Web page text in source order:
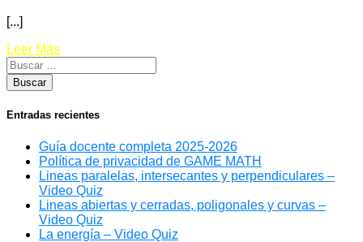
[...]
Leer Más
Entradas recientes
Guía docente completa 2025-2026
Política de privacidad de GAME MATH
Lineas paralelas, intersecantes y perpendiculares –
Video Quiz
Lineas abiertas y cerradas, poligonales y curvas –
Video Quiz
La energía – Video Quiz